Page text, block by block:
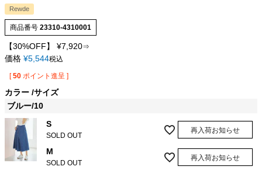
Rewde
商品番号 23310-4310001
【30%OFF】 ¥7,920⇒
価格 ¥5,544税込
[ 50 ポイント進呈 ]
カラー サイズ
ブルー/10
S
SOLD OUT
再入荷お知らせ
M
SOLD OUT
再入荷お知らせ